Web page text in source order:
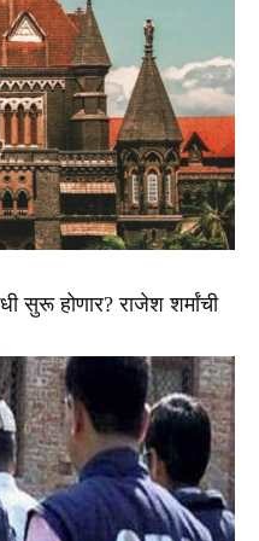
सुरू होणार? राजेश शर्मांची